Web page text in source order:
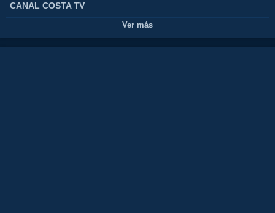
CANAL COSTA TV
costa
tv del sol restaurante olivia valere
magazine
marbella
nikki beach ocean club fiesta party
turismo
Ver más